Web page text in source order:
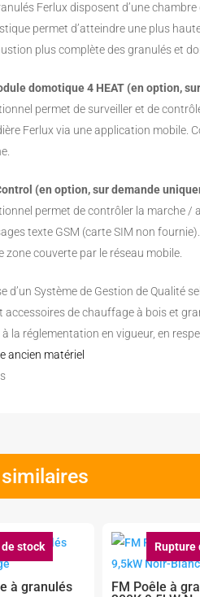
Ferlux disposent d’une
permet d’atteindre une plus
plus complète des granulés et
domotique 4 HEAT (en option,
permet de surveiller et de
Ferlux via une application mobile.
(en option, sur demande
permet de contrôler la marche /
texte GSM (carte SIM non
zone couverte par le réseau mobile.
d’un Système de Gestion de Qualité
accessoires de chauffage à bois et
la réglementation en vigueur, en
ancien matériel
stock
à granulés
Rupture
FM Poêle à